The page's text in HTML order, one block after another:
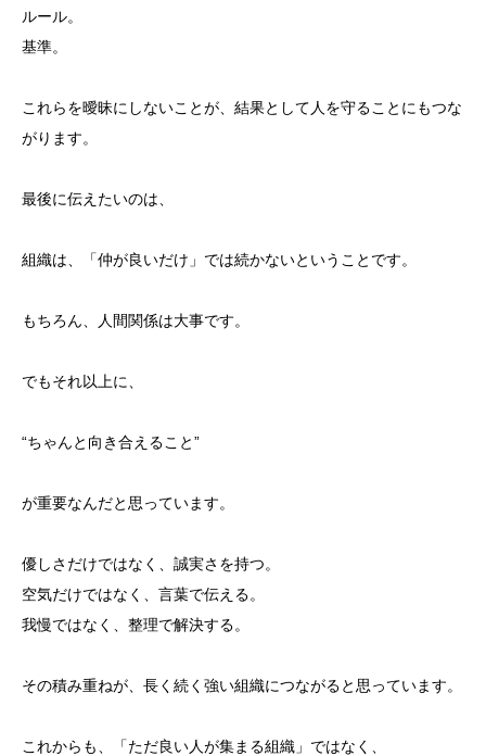
ルール。
基準。
これらを曖昧にしないことが、結果として人を守ることにもつな
がります。
最後に伝えたいのは、
組織は、「仲が良いだけ」では続かないということです。
もちろん、人間関係は大事です。
でもそれ以上に、
“ちゃんと向き合えること”
が重要なんだと思っています。
優しさだけではなく、誠実さを持つ。
空気だけではなく、言葉で伝える。
我慢ではなく、整理で解決する。
その積み重ねが、長く続く強い組織につながると思っています。
これからも、「ただ良い人が集まる組織」ではなく、